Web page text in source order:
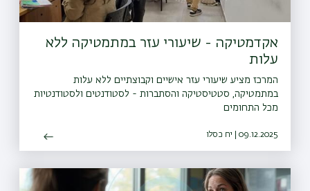
אקדמטיקה - שיעורי עזר במתמטיקה ללא
עלות
המרכז מציע שיעורי עזר אישיים וקבוצתיים ללא עלות
במתמטיקה, סטטיסטיקה והסתברות - לסטודנטים ולסטודנטיות
מכל התחומים
09.12.2025 | יח כסלו